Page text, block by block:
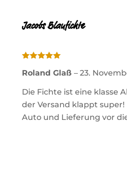
Jacobs Blaufichte
mit5von
Roland Glaß – 23.
Die Fichte ist eine klasse
der Versand klappt super!
Auto und Lieferung vor